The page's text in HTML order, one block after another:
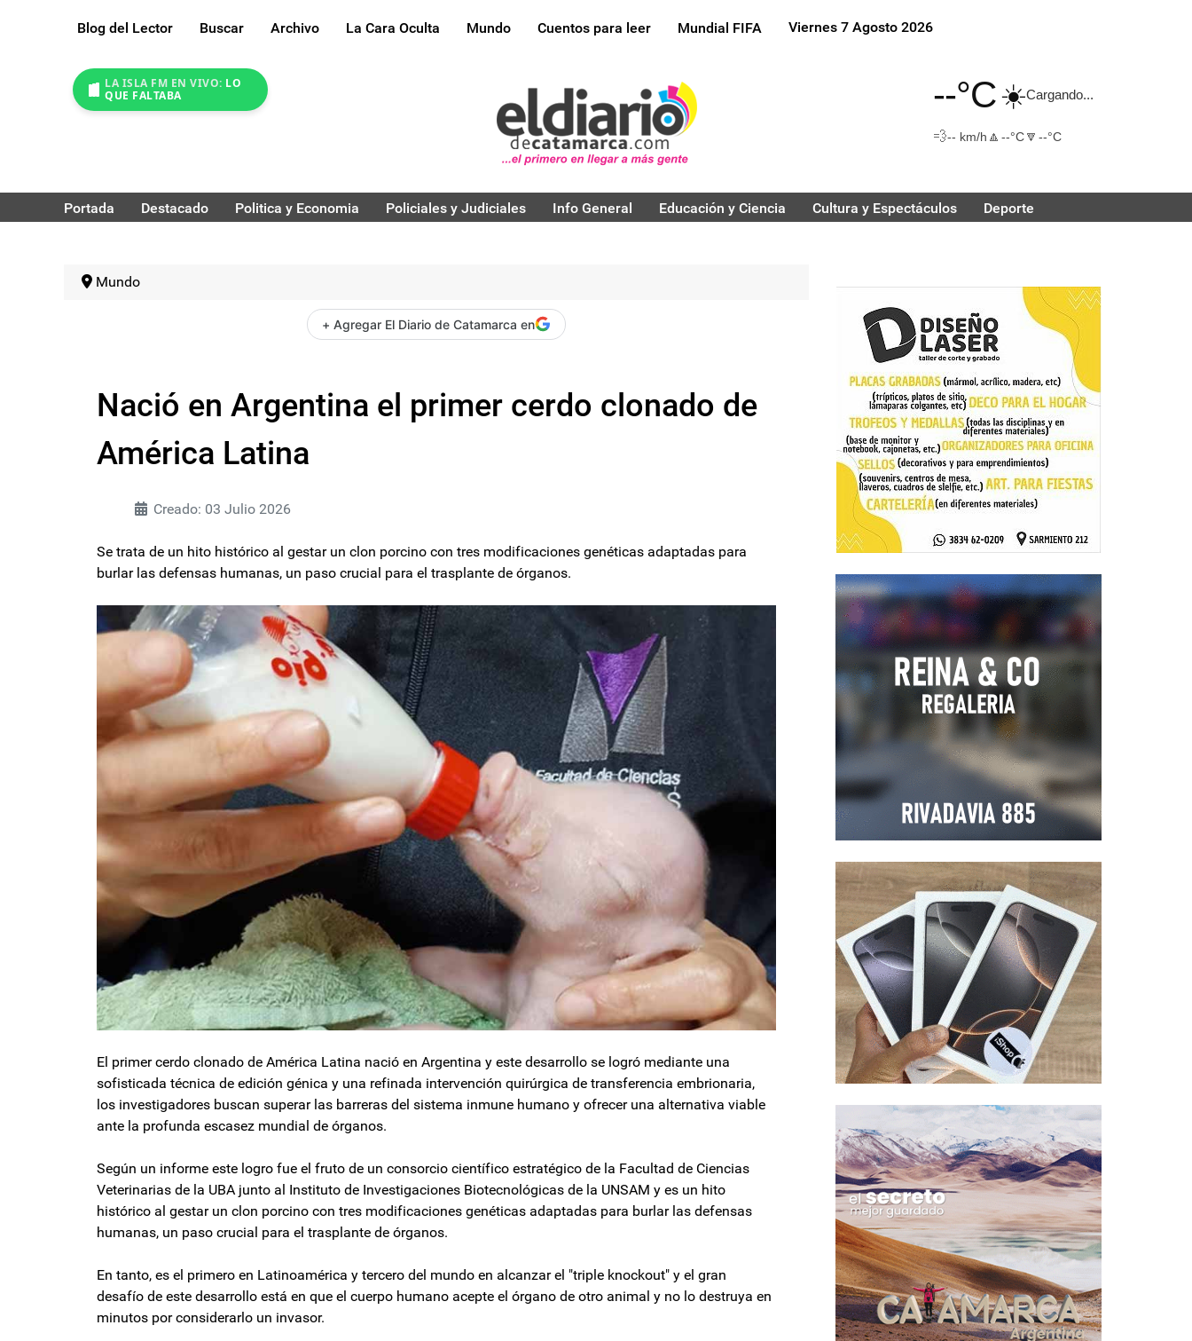
Blog del Lector Buscar Archivo La Cara Oculta Mundo Cuentos para leer Mundial FIFA Viernes 7 Agosto 2026
LA ISLA FM EN VIVO: LO
QUE FALTABA
--°C☀️Cargando...
💨-- km/h 🔼 --°C🔽 --°C
Portada Destacado Politica y Economia Policiales y Judiciales Info General Educación y Ciencia Cultura y Espectáculos Deporte
Mundo
+ Agregar El Diario de Catamarca en
Nació en Argentina el primer cerdo clonado de
América Latina
Creado: 03 Julio 2026
Se trata de un hito histórico al gestar un clon porcino con tres modificaciones genéticas adaptadas para
burlar las defensas humanas, un paso crucial para el trasplante de órganos.
El primer cerdo clonado de América Latina nació en Argentina y este desarrollo se logró mediante una
sofisticada técnica de edición génica y una refinada intervención quirúrgica de transferencia embrionaria,
los investigadores buscan superar las barreras del sistema inmune humano y ofrecer una alternativa viable
ante la profunda escasez mundial de órganos.
Según un informe este logro fue el fruto de un consorcio científico estratégico de la Facultad de Ciencias
Veterinarias de la UBA junto al Instituto de Investigaciones Biotecnológicas de la UNSAM y es un hito
histórico al gestar un clon porcino con tres modificaciones genéticas adaptadas para burlar las defensas
humanas, un paso crucial para el trasplante de órganos.
En tanto, es el primero en Latinoamérica y tercero del mundo en alcanzar el "triple knockout" y el gran
desafío de este desarrollo está en que el cuerpo humano acepte el órgano de otro animal y no lo destruya en
minutos por considerarlo un invasor.